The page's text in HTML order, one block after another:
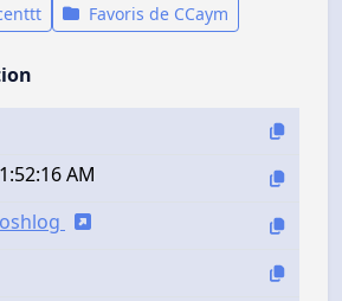
Favoris de CCaym
AM